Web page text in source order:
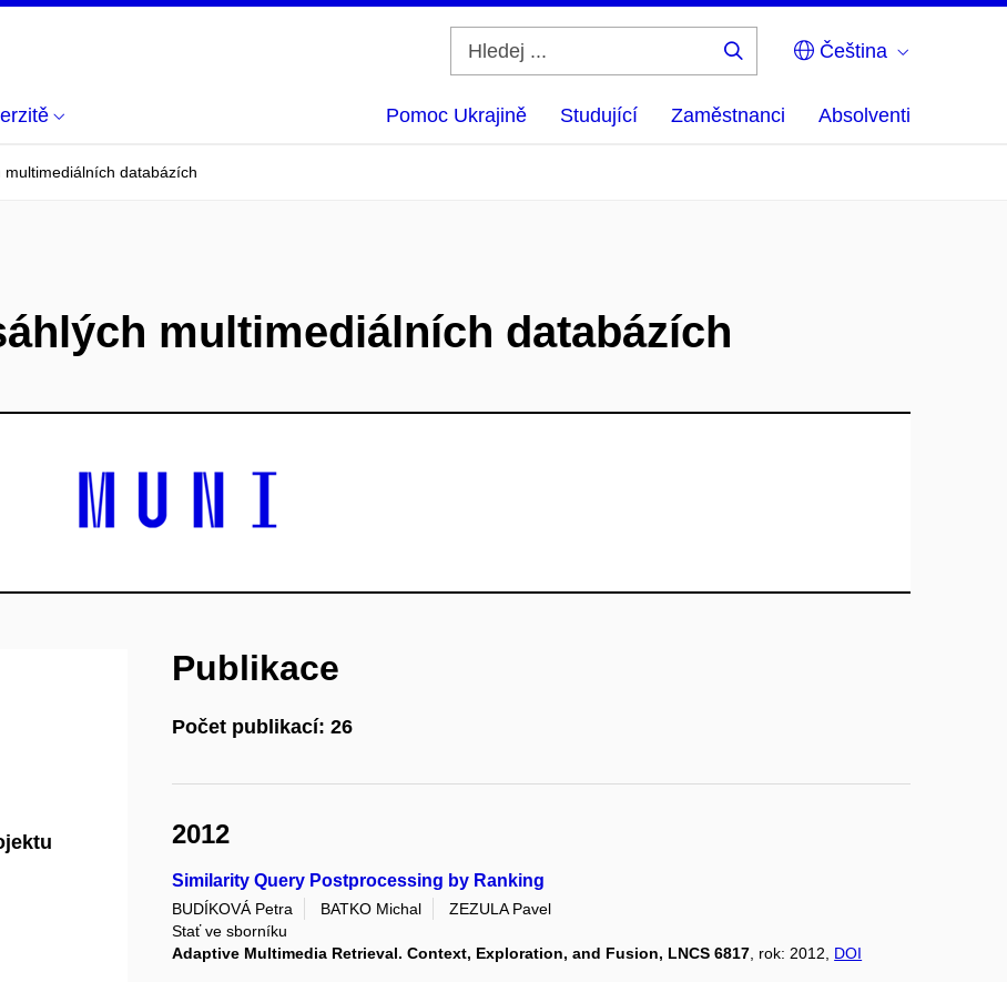
Čeština
Pomoc Ukrajině Studující Zaměstnanci Absolventi
databázích
multimediálních databázích
Publikace
Počet publikací: 26
2012
Similarity Query Postprocessing by Ranking
BUDÍKOVÁ Petra BATKO Michal
ZEZULA Pavel
Stať ve sborníku
Adaptive Multimedia Retrieval. Context, Exploration, and Fusion, LNCS 6817 , rok: 2012, DOI